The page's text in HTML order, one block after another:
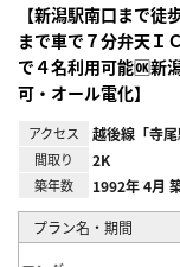
【新潟駅南口まで
まで車で７分弁天Ｉ
で４名利用可能🆗新
可・オール電化】
アクセス 越後線「寺尾
間取り 2K
築年数 1992年 4月
プラン名・期間